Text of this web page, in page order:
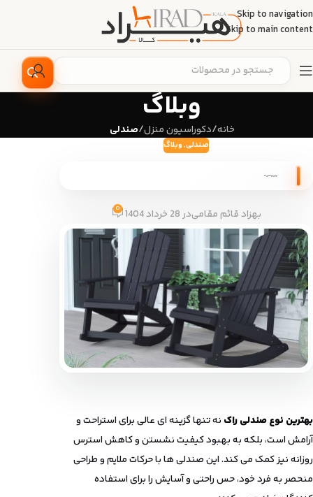
Skip to navigation
Skip to main content
وبلاگ
خانه/دکوراسیون منزل/صندلی
صندلی,وبلاگ
بهترین نوع صندلی راک
بهزاد قائم مقامیدر 28 خرداد 1404 0
بهترین نوع صندلی راک نه تنها گزینه ای عالی برای استراحت و
آرامش است، بلکه به بهبود کیفیت نشستن و کاهش استرس
روزانه نیز کمک می ‌کند. این صندلی ها با حرکات ملایم و طراحی
منحصر ‌به ‌فرد خود، حس راحتی و آسایش را برای استفاده